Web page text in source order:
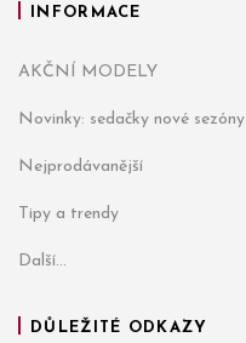
INFORMACE
AKČNÍ MODELY
Novinky: sedačky nové sezóny
Nejprodávanější
Tipy a trendy
Další...
DŮLEŽITÉ ODKAZY